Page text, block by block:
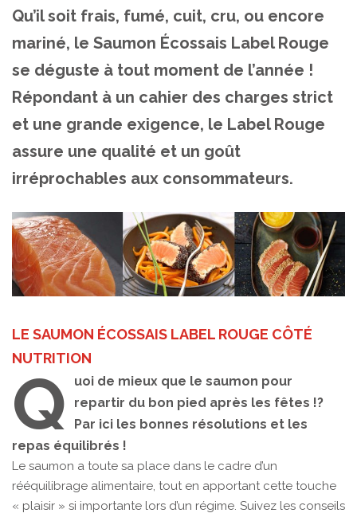
Qu’il soit frais, fumé, cuit, cru, ou encore
mariné, le Saumon Écossais Label Rouge
se déguste à tout moment de l’année !
Répondant à un cahier des charges strict
et une grande exigence, le Label Rouge
assure une qualité et un goût
irréprochables aux consommateurs.
LE SAUMON ÉCOSSAIS LABEL ROUGE CÔTÉ
NUTRITION
Q
uoi de mieux que le saumon pour
repartir du bon pied après les fêtes !?
Par ici les bonnes résolutions et les
repas équilibrés !
Le saumon a toute sa place dans le cadre d’un
rééquilibrage alimentaire, tout en apportant cette touche
« plaisir » si importante lors d’un régime. Suivez les conseils